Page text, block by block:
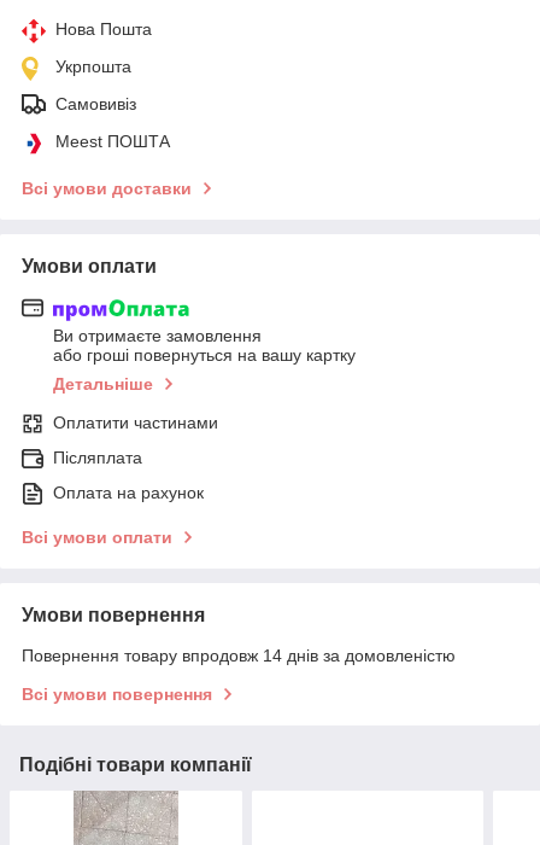
Нова Пошта
Укрпошта
Самовивіз
Meest ПОШТА
Всі умови доставки
Умови оплати
Ви отримаєте замовлення
або гроші повернуться на вашу картку
Детальніше
Оплатити частинами
Післяплата
Оплата на рахунок
Всі умови оплати
Умови повернення
Повернення товару впродовж 14 днів за домовленістю
Всі умови повернення
Подібні товари компанії